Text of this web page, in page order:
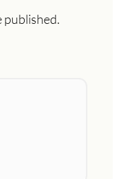
published.